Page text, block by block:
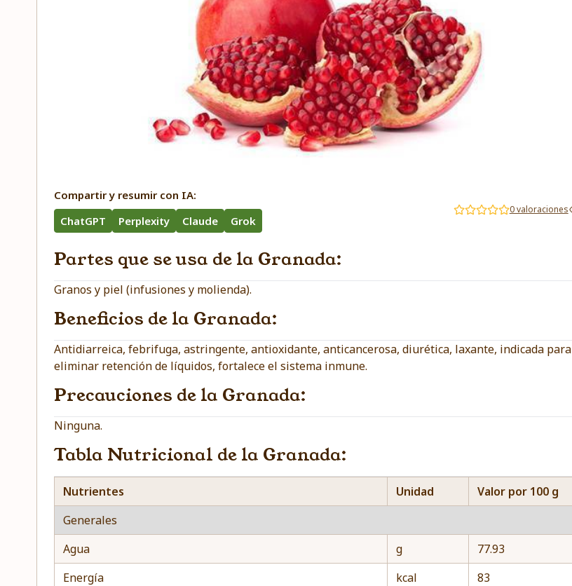
Compartir y resumir con IA:
ChatGPT
Perplexity Claude Grok
0 valoraciones
Partes que se usa de la Granada:
Granos y piel (infusiones y molienda).
Beneficios de la Granada:
Antidiarreica, febrifuga, astringente, antioxidante, anticancerosa, diurética, laxante, indicada para
eliminar retención de líquidos, fortalece el sistema inmune.
Precauciones de la Granada:
Ninguna.
Tabla Nutricional de la Granada:
Nutrientes Unidad
Valor por 100 g
Generales
Agua
g
77.93
Energía
kcal
83